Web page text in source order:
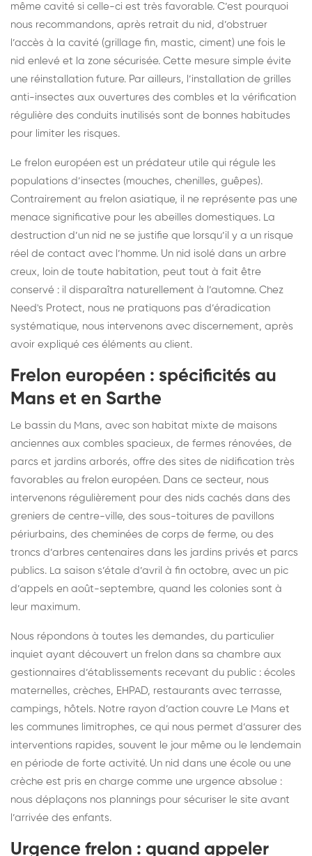
même cavité si celle-ci est très favorable. C’est pourquoi
nous recommandons, après retrait du nid, d’obstruer
l’accès à la cavité (grillage fin, mastic, ciment) une fois le
nid enlevé et la zone sécurisée. Cette mesure simple évite
une réinstallation future. Par ailleurs, l’installation de grilles
anti-insectes aux ouvertures des combles et la vérification
régulière des conduits inutilisés sont de bonnes habitudes
pour limiter les risques.
Le frelon européen est un prédateur utile qui régule les
populations d’insectes (mouches, chenilles, guêpes).
Contrairement au frelon asiatique, il ne représente pas une
menace significative pour les abeilles domestiques. La
destruction d’un nid ne se justifie que lorsqu’il y a un risque
réel de contact avec l’homme. Un nid isolé dans un arbre
creux, loin de toute habitation, peut tout à fait être
conservé : il disparaîtra naturellement à l’automne. Chez
Need's Protect, nous ne pratiquons pas d’éradication
systématique, nous intervenons avec discernement, après
avoir expliqué ces éléments au client.
Frelon européen : spécificités au
Mans et en Sarthe
Le bassin du Mans, avec son habitat mixte de maisons
anciennes aux combles spacieux, de fermes rénovées, de
parcs et jardins arborés, offre des sites de nidification très
favorables au frelon européen. Dans ce secteur, nous
intervenons régulièrement pour des nids cachés dans des
greniers de centre-ville, des sous-toitures de pavillons
périurbains, des cheminées de corps de ferme, ou des
troncs d’arbres centenaires dans les jardins privés et parcs
publics. La saison s’étale d’avril à fin octobre, avec un pic
d’appels en août-septembre, quand les colonies sont à
leur maximum.
Nous répondons à toutes les demandes, du particulier
inquiet ayant découvert un frelon dans sa chambre aux
gestionnaires d’établissements recevant du public : écoles
maternelles, crèches, EHPAD, restaurants avec terrasse,
campings, hôtels. Notre rayon d’action couvre Le Mans et
les communes limitrophes, ce qui nous permet d’assurer des
interventions rapides, souvent le jour même ou le lendemain
en période de forte activité. Un nid dans une école ou une
crèche est pris en charge comme une urgence absolue :
nous déplaçons nos plannings pour sécuriser le site avant
l’arrivée des enfants.
Urgence frelon : quand appeler